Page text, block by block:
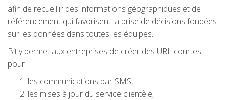
afin de recueillir des informations géographiques et de
référencement qui favorisent la prise de décisions fondées
sur les données dans toutes les équipes.
Bitly permet aux entreprises de créer des URL courtes
pour
les communications par SMS,
les mises à jour du service clientèle,